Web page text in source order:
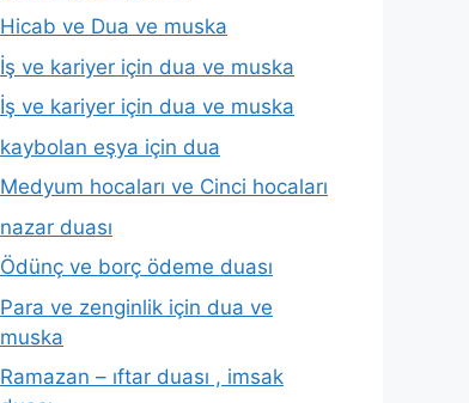
Hicab ve Dua ve muska
İş ve kariyer için dua ve muska
İş ve kariyer için dua ve muska
kaybolan eşya için dua
Medyum hocaları ve Cinci hocaları
nazar duası
Ödünç ve borç ödeme duası
Para ve zenginlik için dua ve
muska
Ramazan – ıftar duası , imsak